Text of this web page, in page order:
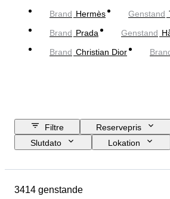
Brand Hermès Genstand
Brand Prada Genstand
Brand Christian Dior
Filtre Reservepris
Slutdato
Lokation
Materiale
3414 genstande